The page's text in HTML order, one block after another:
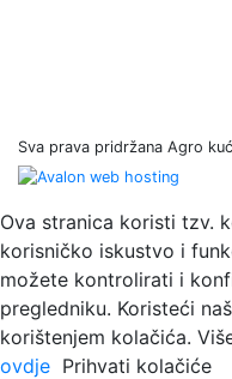
Sva prava pridržana Agro
Ova stranica koristi tzv.
korisničko iskustvo i
možete kontrolirati i
pregledniku. Koristeći
korištenjem kolačića.
ovdje Prihvati kolačiće